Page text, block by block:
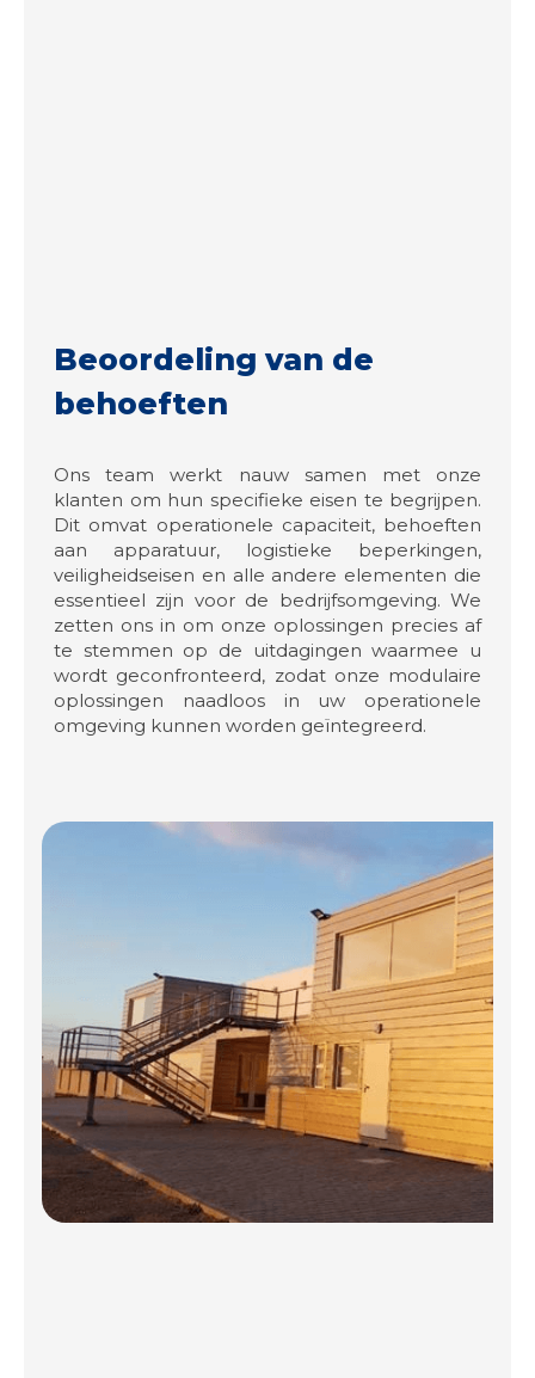
Beoordeling van de
behoeften
Ons team werkt nauw samen met onze
klanten om hun specifieke eisen te begrijpen.
Dit omvat operationele capaciteit, behoeften
aan apparatuur, logistieke beperkingen,
veiligheidseisen en alle andere elementen die
essentieel zijn voor de bedrijfsomgeving. We
zetten ons in om onze oplossingen precies af
te stemmen op de uitdagingen waarmee u
wordt geconfronteerd, zodat onze modulaire
oplossingen naadloos in uw operationele
omgeving kunnen worden geïntegreerd.